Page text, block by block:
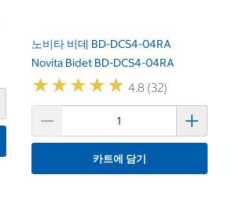
노비타 비데 BD-DCS4-04RA
Novita Bidet BD-DCS4-04RA
★★★★★
★★★★★ 4.8 (32)
카트에 담기